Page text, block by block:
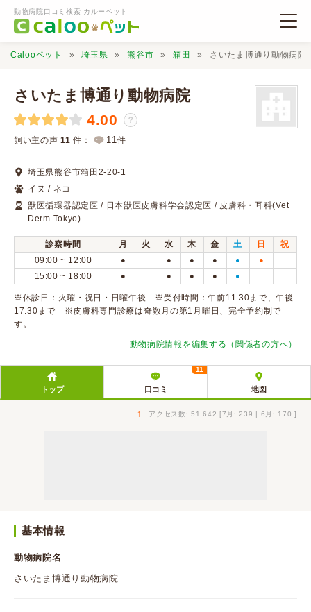
動物病院口コミ検索 カルーペット
動物病院検索
口コミ検索
Calooペットとは？
口コミ投稿
Calooペット 埼玉県 熊谷市 箱田 さいたま博通り動物病院
さいたま博通り動物病院
4.00 ？
飼い主の声 11 件： 11件
埼玉県熊谷市箱田2-20-1
イヌ / ネコ
獣医循環器認定医 / 日本獣医皮膚科学会認定医 / 皮膚科・耳科(Vet
Derm Tokyo)
診察時間 月 火 水 木 金 土 日
祝
09:00 ~ 12:00
● ● ● ● ● ●
15:00 ~ 18:00 ● ● ● ● ●
※休診日：火曜・祝日・日曜午後 ※受付時間：午前11:30まで、午後
17:30まで ※皮膚科専門診療は奇数月の第1月曜日、完全予約制で
す。
動物病院情報を編集する（関係者の方へ）
トップ 口コミ
11
地図
↑ アクセス数: 51,642 [7月: 239 | 6月: 170 ]
基本情報
動物病院名
さいたま博通り動物病院